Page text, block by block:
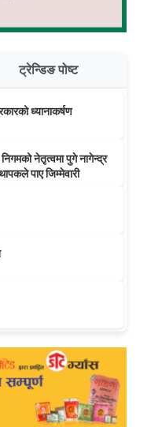
ट्रेन्डिङ पोष्ट
ध्यानाकर्षण
नेतृत्वमा पुगे नागेन्द्र
पाए जिम्मेवारी